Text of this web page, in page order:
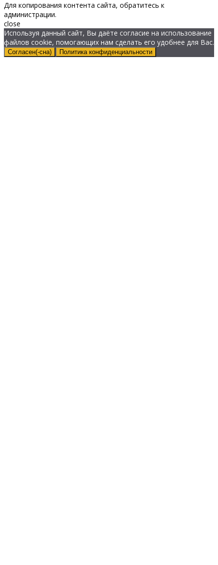
Для копирования контента сайта, обратитесь к
администрации.
close
Используя данный сайт, Вы даёте согласие на использование
файлов cookie, помогающих нам сделать его удобнее для Вас.
Согласен(-сна) Политика конфиденциальности